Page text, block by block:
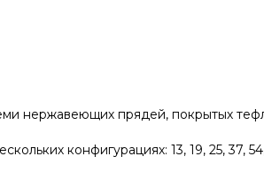
нержавеющих прядей, покрытых
конфигурациях: 13, 19, 25, 37,